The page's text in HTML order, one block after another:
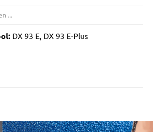
DX 93 E, DX 93 E-Plus
menzer/parallax_logos/